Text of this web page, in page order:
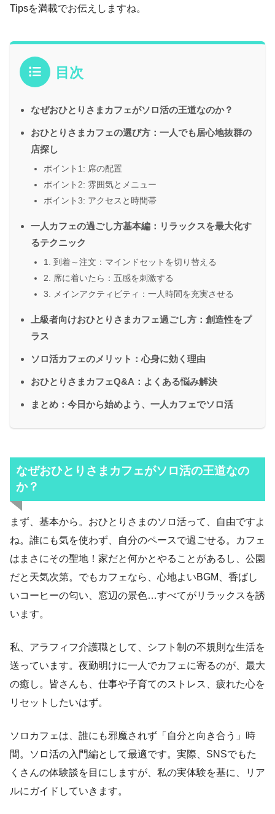
Tipsを満載でお伝えしますね。
目次
なぜおひとりさまカフェがソロ活の王道なのか？
おひとりさまカフェの選び方：一人でも居心地抜群の
店探し
ポイント1: 席の配置
ポイント2: 雰囲気とメニュー
ポイント3: アクセスと時間帯
一人カフェの過ごし方基本編：リラックスを最大化す
るテクニック
1. 到着～注文：マインドセットを切り替える
2. 席に着いたら：五感を刺激する
3. メインアクティビティ：一人時間を充実させる
上級者向けおひとりさまカフェ過ごし方：創造性をプ
ラス
ソロ活カフェのメリット：心身に効く理由
おひとりさまカフェQ&A：よくある悩み解決
まとめ：今日から始めよう、一人カフェでソロ活
なぜおひとりさまカフェがソロ活の王道なの
か？
まず、基本から。おひとりさまのソロ活って、自由ですよ
ね。誰にも気を使わず、自分のペースで過ごせる。カフェ
はまさにその聖地！家だと何かとやることがあるし、公園
だと天気次第。でもカフェなら、心地よいBGM、香ばし
いコーヒーの匂い、窓辺の景色…すべてがリラックスを誘
います。
私、アラフィフ介護職として、シフト制の不規則な生活を
送っています。夜勤明けに一人でカフェに寄るのが、最大
の癒し。皆さんも、仕事や子育てのストレス、疲れた心を
リセットしたいはず。
ソロカフェは、誰にも邪魔されず「自分と向き合う」時
間。ソロ活の入門編として最適です。実際、SNSでもた
くさんの体験談を目にしますが、私の実体験を基に、リア
ルにガイドしていきます。